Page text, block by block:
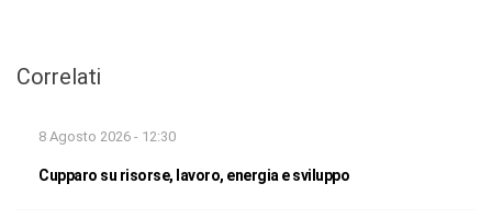
Correlati
8 Agosto 2026 - 12:30
Cupparo su risorse, lavoro, energia e sviluppo